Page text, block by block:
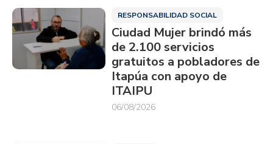
RESPONSABILIDAD SOCIAL
Ciudad Mujer brindó más
de 2.100 servicios
gratuitos a pobladores de
Itapúa con apoyo de
ITAIPU
06/08/2026